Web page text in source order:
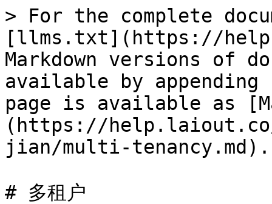
> For the complete
[llms.txt](https://
Markdown versions of
available by
page is available as
(https://
jian/multi-tenancy.md).
# 多租户